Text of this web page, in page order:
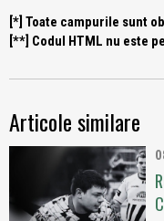
[*] Toate campurile sunt
[**] Codul HTML nu este
Articole similare